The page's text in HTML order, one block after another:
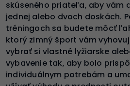
skúseného priateľa, aby vám
jednej alebo dvoch doskách.
tréningoch sa budete môcť
ktorý zimný šport vám
vybrať si vlastné lyžiarske
vybavenie tak, aby bolo
individuálnym potrebám a